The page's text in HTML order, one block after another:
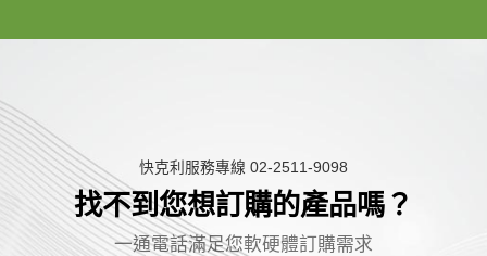
快克利服務專線 02-2511-9098
找不到您想訂購的產品嗎？
一通電話滿足您軟硬體訂購需求